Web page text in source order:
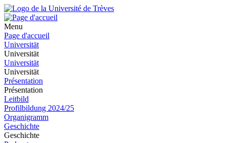
Menu
Page d'accueil
Universität
Universität
Universität
Universität
Présentation
Présentation
Leitbild
Profilbildung 2024/25
Organigramm
Geschichte
Geschichte